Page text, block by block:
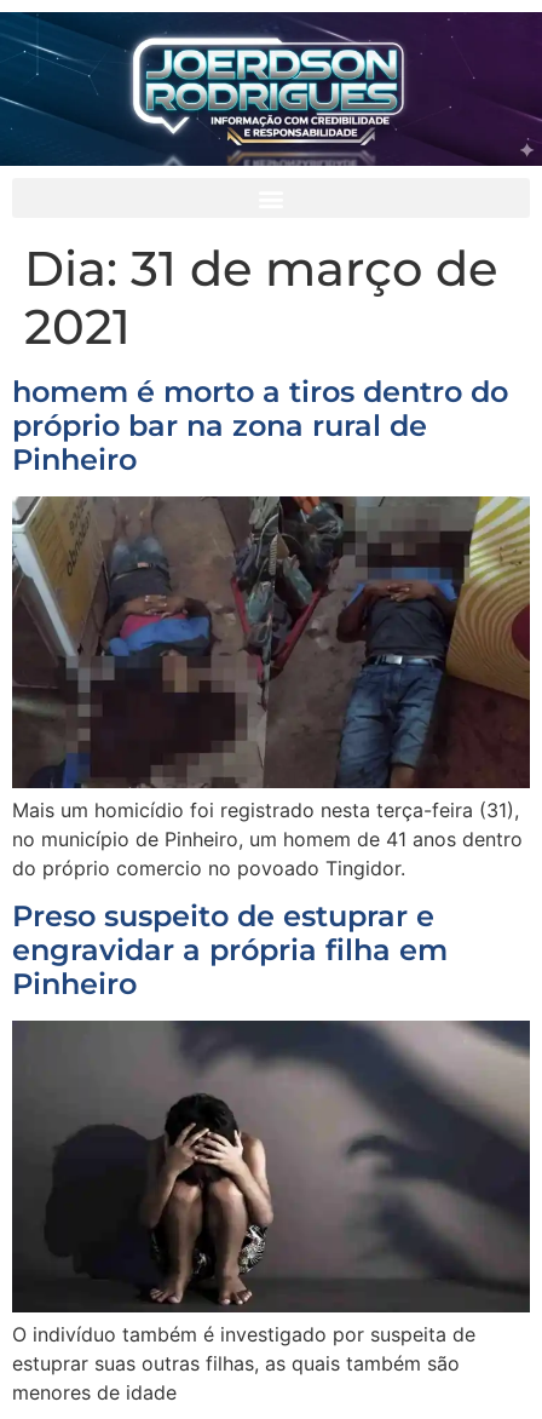
Dia: 31 de março de
2021
homem é morto a tiros dentro do
próprio bar na zona rural de
Pinheiro
Mais um homicídio foi registrado nesta terça-feira (31),
no município de Pinheiro, um homem de 41 anos dentro
do próprio comercio no povoado Tingidor.
Preso suspeito de estuprar e
engravidar a própria filha em
Pinheiro
O indivíduo também é investigado por suspeita de
estuprar suas outras filhas, as quais também são
menores de idade